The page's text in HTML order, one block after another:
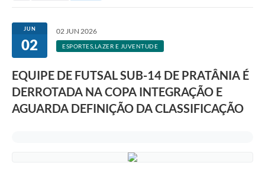
JUN
02
02 JUN 2026
ESPORTES,LAZER E JUVENTUDE
EQUIPE DE FUTSAL SUB-14 DE PRATÂNIA É
DERROTADA NA COPA INTEGRAÇÃO E
AGUARDA DEFINIÇÃO DA CLASSIFICAÇÃO